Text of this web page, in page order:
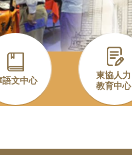
語文中心
東協人力
教育中心
招生與宣傳組首頁